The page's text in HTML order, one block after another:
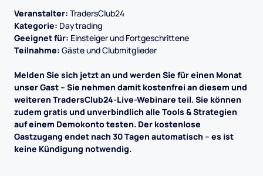
Veranstalter: TradersClub24
Kategorie: Daytrading
Geeignet für: Einsteiger und Fortgeschrittene
Teilnahme: Gäste und Clubmitglieder
Melden Sie sich jetzt an und werden Sie für einen Monat
unser Gast – Sie nehmen damit kostenfrei an diesem und
weiteren TradersClub24-Live-Webinare teil. Sie können
zudem gratis und unverbindlich alle Tools & Strategien
auf einem Demokonto testen. Der kostenlose
Gastzugang endet nach 30 Tagen automatisch – es ist
keine Kündigung notwendig.